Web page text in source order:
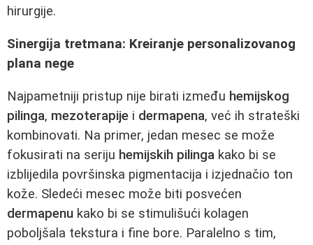
hirurgije.
Sinergija tretmana: Kreiranje personalizovanog
plana nege
Najpametniji pristup nije birati između hemijskog
pilinga, mezoterapije i dermapena, već ih strateški
kombinovati. Na primer, jedan mesec se može
fokusirati na seriju hemijskih pilinga kako bi se
izblijedila površinska pigmentacija i izjednačio ton
kože. Sledeći mesec može biti posvećen
dermapenu kako bi se stimulišući kolagen
poboljšala tekstura i fine bore. Paralelno s tim,